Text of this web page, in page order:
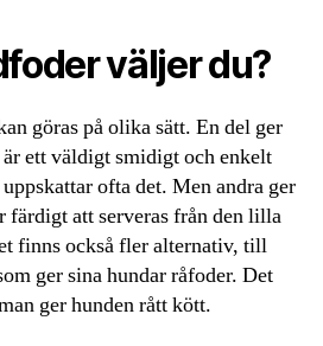
väljer du?
göras på olika sätt. En del ger
ett väldigt smidigt och enkelt
ofta det. Men andra ger
att serveras från den lilla
finns också fler alternativ, till
ger sina hundar råfoder. Det
ger hunden rått kött.